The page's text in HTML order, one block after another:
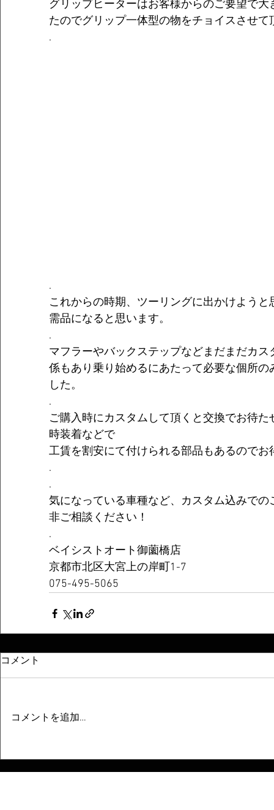
グリップヒーターはお客様からのご要望で
たのでグリップ一体型の物をチョイスさせて
.
.
これからの時期、ツーリングに出かけよう
需品になると思います。
.
マフラーやバックステップなどまだまだカ
係もあり乗り始めるにあたって必要な個所
した。
.
ご購入時にカスタムして頂くと交換でお待
時装着などで
工賃を割安にて付けられる部品もあるのでお
.
.
気になっている車種など、カスタム込みで
非ご相談ください！
.
ベイシストオート御薗橋店
京都市北区大宮上の岸町1-7
075-495-5065
コメント
コメントを追加…